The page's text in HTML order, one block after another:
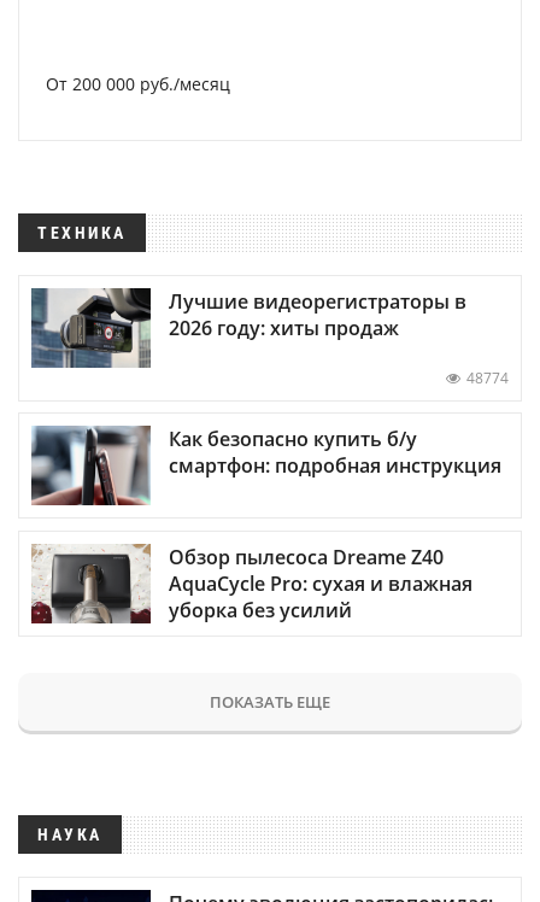
От 200 000 руб./месяц
ТЕХНИКА
Лучшие видеорегистраторы в
2026 году: хиты продаж
48774
Как безопасно купить б/у
смартфон: подробная инструкция
Обзор пылесоса Dreame Z40
AquaCycle Pro: сухая и влажная
уборка без усилий
ПОКАЗАТЬ ЕЩЕ
НАУКА